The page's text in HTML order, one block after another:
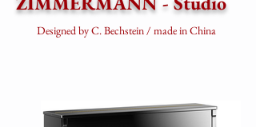
Designed by C. Bechstein / made in China